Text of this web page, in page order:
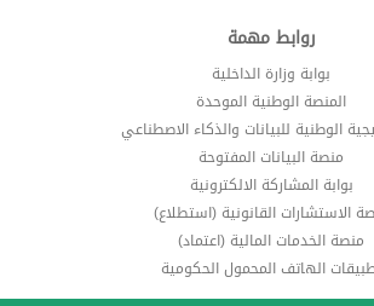
روابط مهمة
بوابة وزارة الداخلية
المنصة الوطنية الموحدة
الوطنية للبيانات والذكاء الاصطناعي
منصة البيانات المفتوحة
بوابة المشاركة الالكترونية
الاستشارات القانونية (استطلاع)
منصة الخدمات المالية (اعتماد)
الهاتف المحمول الحكومية